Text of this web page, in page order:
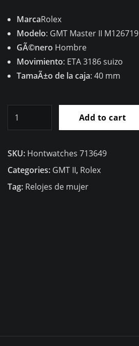
MarcaRolex
Modelo: GMT Master II M126719
GÃ©nero Hombre
Movimiento: ETA 3186 suizo
TamaÃ±o de la caja: 40 mm
Master
II
M126719
Add to cart
SKU: Hontwatches 713649
Categories: GMT II, Rolex
Tag: Relojes de mujer